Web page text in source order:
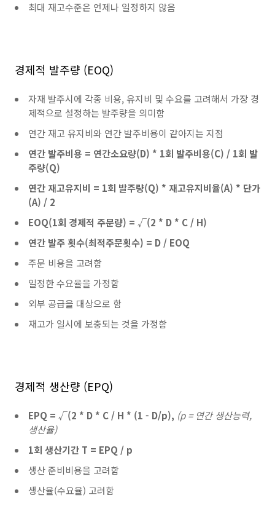
최대 재고수준은 언제나 일정하지 않음
경제적 발주량 (EOQ)
자재 발주시에 각종 비용, 유지비 및 수요를 고려해서 가장 경
제적으로 설정하는 발주량을 의미함
연간 재고 유지비와 연간 발주비용이 같아지는 지점
연간 발주비용 = 연간소요량(D) * 1회 발주비용(C) / 1회 발
주량(Q)
연간 재고유지비 = 1회 발주량(Q) * 재고유지비율(A) * 단가
(A) / 2
EOQ(1회 경제적 주문량) = √(2 * D * C / H)
연간 발주 횟수(최적주문횟수) = D / EOQ
주문 비용을 고려함
일정한 수요율을 가정함
외부 공급을 대상으로 함
재고가 일시에 보충되는 것을 가정함
경제적 생산량 (EPQ)
EPQ = √(2 * D * C / H * (1 - D/p), (p = 연간 생산능력,
생산율)
1회 생산기간 T = EPQ / p
생산 준비비용을 고려함
생산율(수요율) 고려함